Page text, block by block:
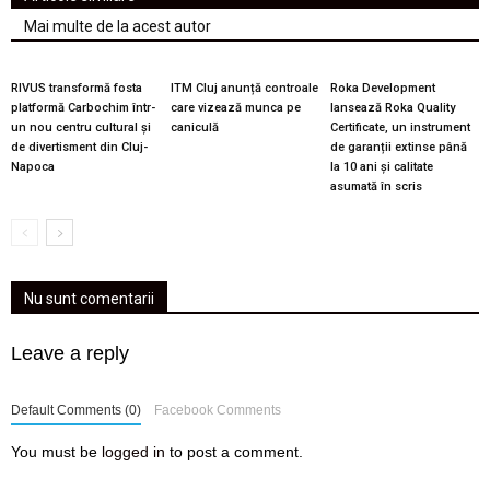
Mai multe de la acest autor
RIVUS transformă fosta
platformă Carbochim într-
un nou centru cultural și
de divertisment din Cluj-
Napoca
ITM Cluj anunță controale
care vizează munca pe
caniculă
Roka Development
lansează Roka Quality
Certificate, un instrument
de garanții extinse până
la 10 ani și calitate
asumată în scris
Nu sunt comentarii
Leave a reply
Default Comments (0) Facebook Comments
You must be logged in to post a comment.